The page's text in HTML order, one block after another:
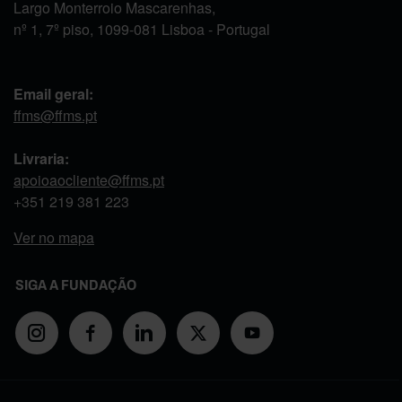
Largo Monterroio Mascarenhas,
nº 1, 7º piso, 1099-081 Lisboa - Portugal
Email geral:
ffms@ffms.pt
Livraria:
apoioaocliente@ffms.pt
+351 219 381 223
Ver no mapa
SIGA A FUNDAÇÃO